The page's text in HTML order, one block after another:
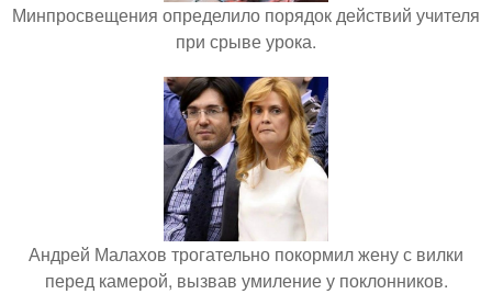
Минпросвещения определило порядок действий учителя
при срыве урока.
Андрей Малахов трогательно покормил жену с вилки
перед камерой, вызвав умиление у поклонников.